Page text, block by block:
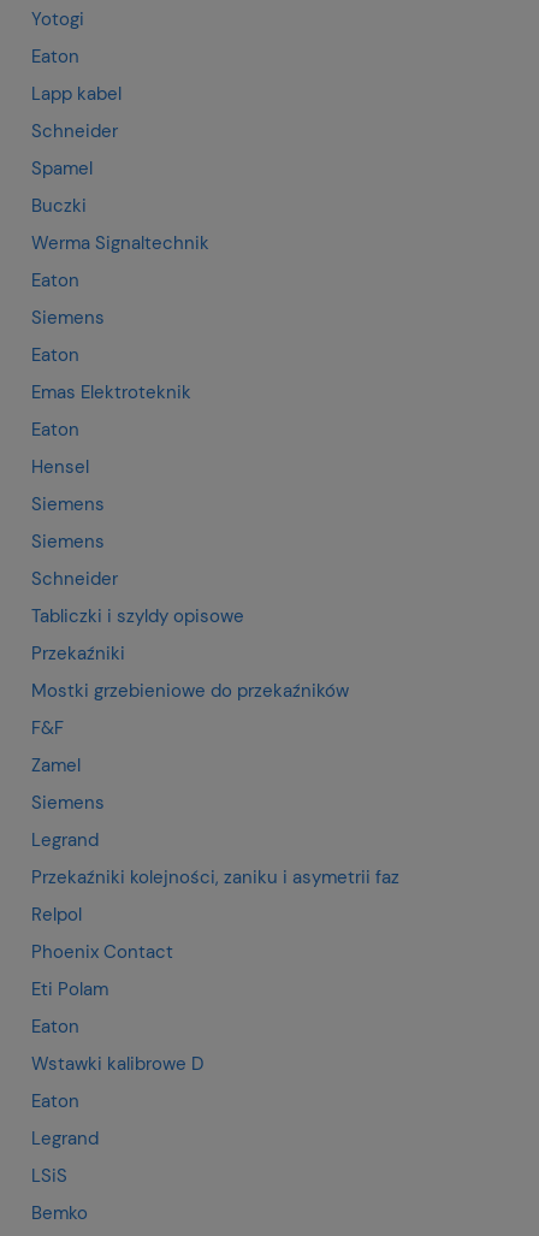
Yotogi
Eaton
Lapp kabel
Schneider
Spamel
Buczki
Werma Signaltechnik
Eaton
Siemens
Eaton
Emas Elektroteknik
Eaton
Hensel
Siemens
Siemens
Schneider
Tabliczki i szyldy opisowe
Przekaźniki
Mostki grzebieniowe do przekaźników
F&F
Zamel
Siemens
Legrand
Przekaźniki kolejności, zaniku i asymetrii faz
Relpol
Phoenix Contact
Eti Polam
Eaton
Wstawki kalibrowe D
Eaton
Legrand
LSiS
Bemko